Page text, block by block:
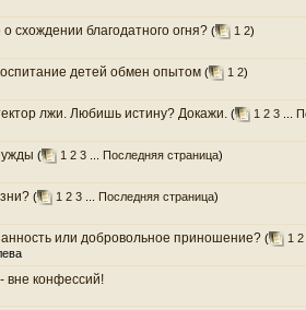
схождении благодатного огня? ( 1 2)
детей обмен опытом ( 1 2)
лжи. Любишь истину? Докажи. ( 1 2 3
( 1 2 3 Последняя страница)
( 1 2 3 Последняя страница)
или добровольное приношение? ( 1 2
вне конфессий!